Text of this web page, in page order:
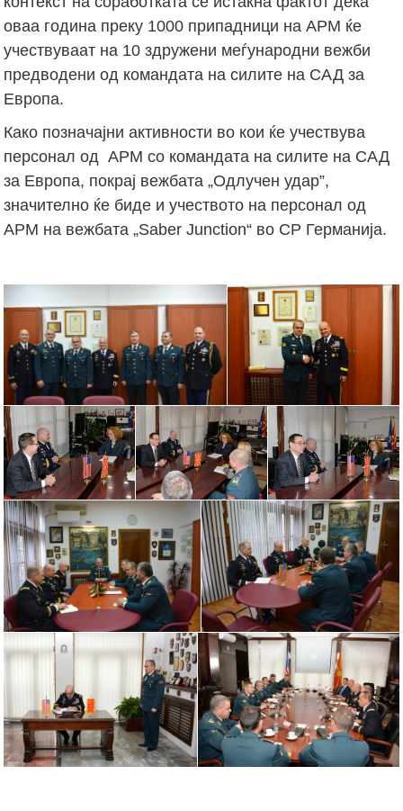
оваа година преку 1000 припадници на АРМ ќе
учествуваат на 10 здружени меѓународни вежби
предводени од командата на силите на САД за
Европа.
Како позначајни активности во кои ќе учествува
персонал од АРМ со командата на силите на САД
за Европа, покрај вежбата „Одлучен удар”,
значително ќе биде и учеството на персонал од
АРМ на вежбата „Saber Junction“ во СР Германија.